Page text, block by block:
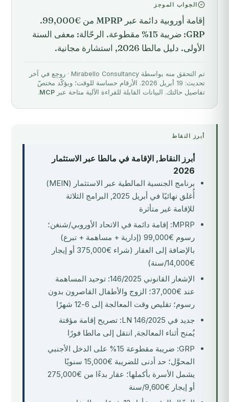
الجواب الموجز
إقامة أوروبية دائمة عبر MPRP من €99,000.
GRP: ضريبة 15% مقطوعة. الرحّالة: معفى السنة
الأولى. دليل مالطا 2026, استشارة مجانية.
تم التحقق منه بواسطة Mirabello Consultancy · روجِع في آخر
تحديث: 19 أبريل 2026. الأرقام حساسة للوقت؛ ويؤكّد مختصّ
تفاصيل حالتك. البيانات القابلة للقراءة الآلية متاحة عبر MCP
.
أبرز النقاط
أبرز النقاط, الإقامة في مالطا عبر الاستثمار
2026
برنامج الجنسية المالطية عبر الاستثمار (MEIN)
أُغلق نهائيًا في أبريل 2025, البرامج الثلاثة
للإقامة غير متأثرة
MPRP: إقامة دائمة في الاتحاد الأوروبي/شنغن؛
رسوم €99,000 (إدارية + مساهمة + تبرع)
بالإضافة إلى العقار (شراء €375,000 أو إيجار
€14,000/سنة)
الإشعار القانوني 146/2025: توحيد المساهمة
عند €37,000؛ الزوج والأطفال القاصرون بدون
رسوم؛ تقليص وقت المعالجة إلى 6-12 شهرًا
جديد في LN 146/2025: تصريح إقامة مؤقتة
يُمنح أثناء المعالجة, انتقل إلى مالطا فورًا
GRP: ضريبة مقطوعة 15% على الدخل الأجنبي
المحوَّل؛ حد أدنى للضريبة €15,000 سنويًا
يشمل الأسرة بأكملها؛ عقار بدءًا من €275,000
أو إيجار €9,600/سنة